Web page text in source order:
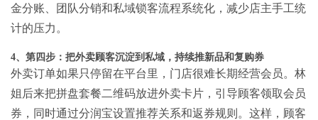
金分账、团队分销和私域锁客流程系统化，减少店主手工统
计的压力。
4、第四步：把外卖顾客沉淀到私域，持续推新品和复购券
外卖订单如果只停留在平台里，门店很难长期经营会员。林
姐后来把拼盘套餐二维码放进外卖卡片，引导顾客领取会员
券，同时通过分润宝设置推荐关系和返券规则。这样，顾客